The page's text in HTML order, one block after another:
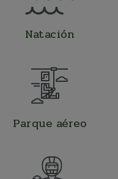
Natación
Parque aéreo